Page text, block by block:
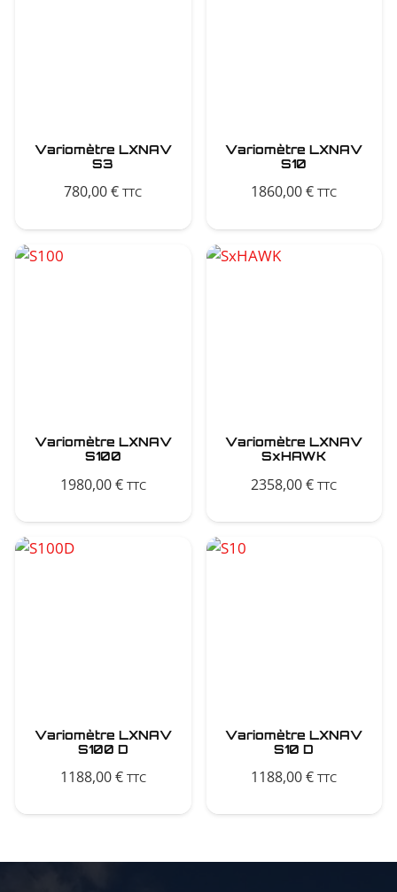
Variomètre LXNAV
S3
780,00€ TTC
Variomètre LXNAV
S10
1860,00€ TTC
Variomètre LXNAV
S100
1980,00€ TTC
Variomètre LXNAV
SxHAWK
2358,00€ TTC
Variomètre LXNAV
S100 D
1188,00€ TTC
Variomètre LXNAV
S10 D
1188,00€ TTC